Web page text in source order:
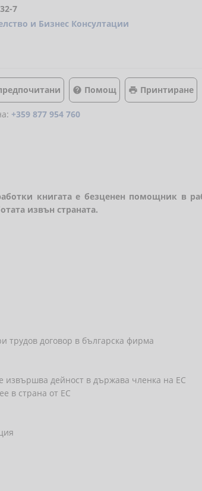
7
и Бизнес Консултации
 Помощ  Принтиране
+359 877 954 760
книгата е безценен помощник в
извън страната.
трудов договор в българска фирма
извършва дейност в държава членка на ЕС
в страна от ЕС